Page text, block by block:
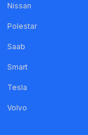
Nissan
Polestar
Saab
Smart
Tesla
Volvo